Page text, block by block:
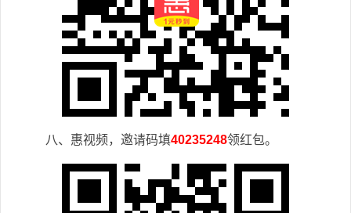
八、惠视频，邀请码填40235248领红包。